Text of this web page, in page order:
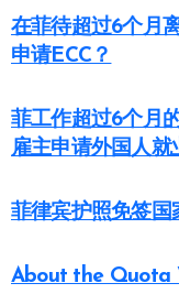
在菲待超过6个月
申请ECC？
菲工作超过6个月
雇主申请外国人
菲律宾护照免签国
About the Quota